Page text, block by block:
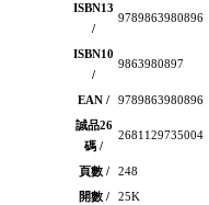
ISBN13
/
9789863980896
ISBN10
/
9863980897
EAN /
9789863980896
誠品26
碼 /
2681129735004
頁數 /
248
開數 /
25K